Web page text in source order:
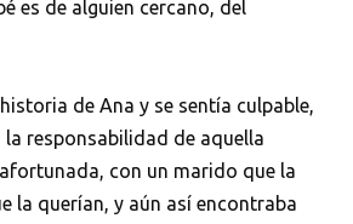
es de alguien cercano, del
de Ana y se sentía culpable,
responsabilidad de aquella
con un marido que la
la querían, y aún así encontraba